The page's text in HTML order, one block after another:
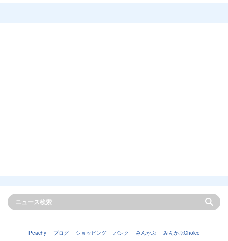
Peachy ブログ ショッピング バンク みんかぶ みんかぶChoice